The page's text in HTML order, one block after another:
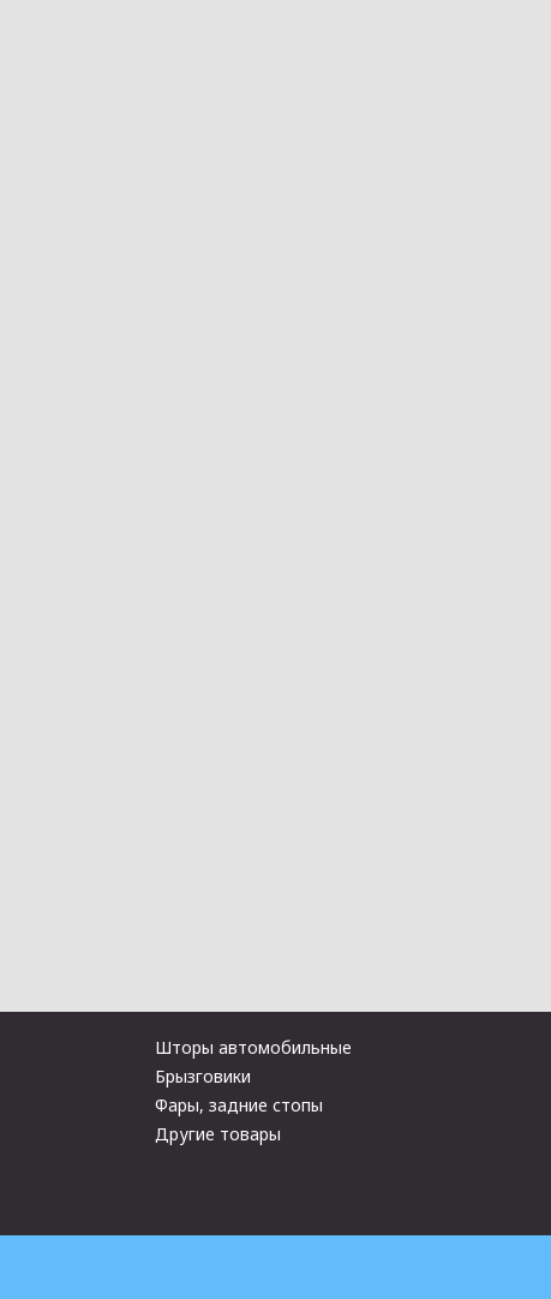
Шторы автомобильные
Брызговики
Фары, задние стопы
Другие товары